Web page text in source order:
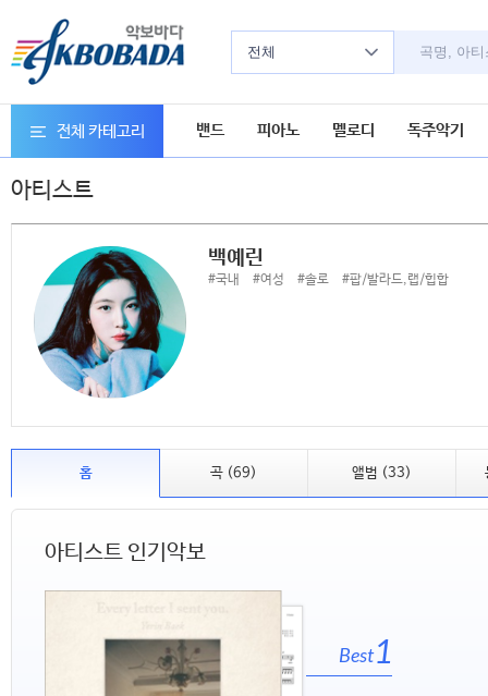
전체
전체 카테고리 밴드 피아노 멜로디 독주악기
아티스트
백예린
#국내 #여성 #솔로 #팝/발라드,랩/힙합
홈 곡 (69) 앨범 (33)
아티스트 인기악보
Best1